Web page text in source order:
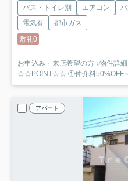
バス・トイレ別 エアコン
電気有
都市ガス
敷礼0
お申込み・来店希望の方 ↓物件詳
☆☆POINT☆☆ ①仲介料50%OFF～
アパート